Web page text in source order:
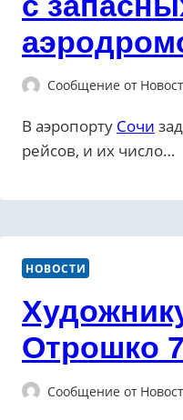
Сообщение от
В аэропорту Сочи
рейсов, и их число…
НОВОСТИ
Отрошко
Сообщение от